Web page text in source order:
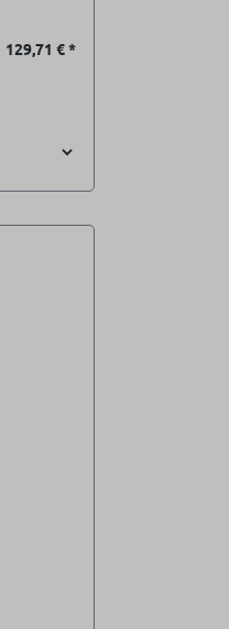
129,71 €*